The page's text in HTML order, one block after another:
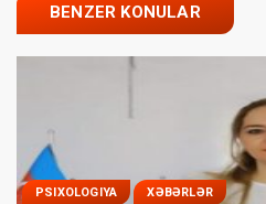
BENZER KONULAR
PSIXOLOGIYA XƏBƏRLƏR